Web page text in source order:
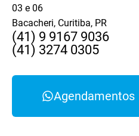
03 e 06
Bacacheri, Curitiba, PR
(41) 9 9167 9036
(41) 3274 0305
Agendamentos